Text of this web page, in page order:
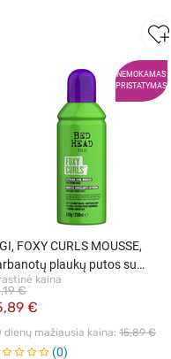
NEMOKAMAS
PRISTATYMAS
FOXY CURLS MOUSSE,
plaukų putos su
250 ml
kaina
€
€
dienų mažiausia kaina: 15,89 €
0